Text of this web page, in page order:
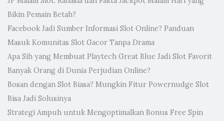
Bikin Pemain Betah?
Facebook Jadi Sumber Informasi Slot Online? Panduan
Masuk Komunitas Slot Gacor Tanpa Drama
Apa Sih yang Membuat Playtech Great Blue Jadi Slot Favorit
Banyak Orang di Dunia Perjudian Online?
Bosan dengan Slot Biasa? Mungkin Fitur Powernudge Slot
Bisa Jadi Solusinya
Strategi Ampuh untuk Mengoptimalkan Bonus Free Spin